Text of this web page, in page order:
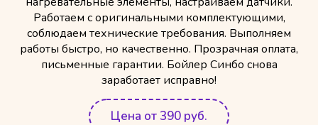
Работаем с оригинальными комплектующими,
соблюдаем технические требования. Выполняем
работы быстро, но качественно. Прозрачная оплата,
письменные гарантии. Бойлер Синбо снова
заработает исправно!
Цена от 390 руб.